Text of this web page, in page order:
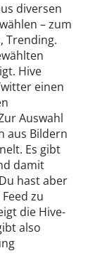
diversen
– zum
Trending.
Hive
einen
Auswahl
aus Bildern
Es gibt
damit
hast aber
zu
die Hive-
also